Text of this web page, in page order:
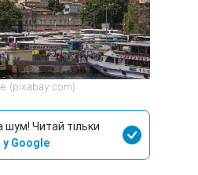
(pixabay.com)
шум! Читай тільки
у Google